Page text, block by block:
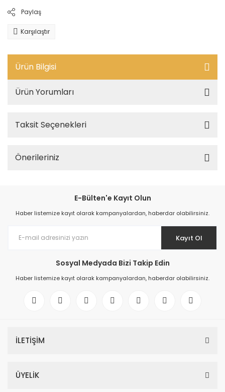
Paylaş
Karşılaştır
Ürün Bilgisi
Ürün Yorumları
Taksit Seçenekleri
Önerileriniz
E-Bülten'e Kayıt Olun
Haber listemize kayıt olarak kampanyalardan, haberdar olabilirsiniz.
Kayıt Ol
Sosyal Medyada Bizi Takip Edin
Haber listemize kayıt olarak kampanyalardan, haberdar olabilirsiniz.
İLETİŞİM
ÜYELİK